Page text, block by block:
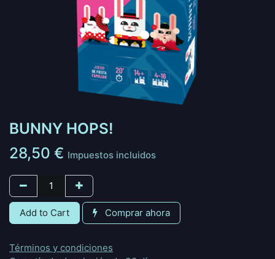
BUNNY HOPS!
28,50 € Impuestos incluidos
Add to Cart Comprar ahora
Términos y condiciones